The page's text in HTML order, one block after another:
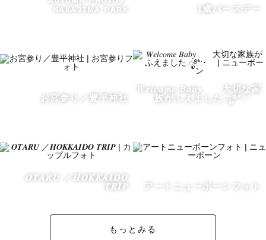
信があります。
・北海道内旅行🚗とお寿司🍣めぐり
・季節ごとの景色を見に出かけること
その経験から、撮影の合間におすすめスポットや美味しい
をちょっと特別に楽しむ工夫をしたり。
普段の暮らしの中にある小さな幸せを見つけるのが得意で
ɴᴀᴋᴀᴊɪᴍᴀ ᴘᴀʀᴋ
1歳バースデー
お宮参り／豊平神社
𝑊𝑒𝑙𝑐𝑜𝑚𝑒 𝐵𝑎𝑏𝑦 大切な家
族がふえました.ೃ࿔*:･
𝑶𝑻𝑨𝑹𝑼 ／𝑯𝑶𝑲𝑲𝑨𝑰𝑫𝑶
𝑻𝑹𝑰𝑷
アートニューボーンフォト
もっとみる